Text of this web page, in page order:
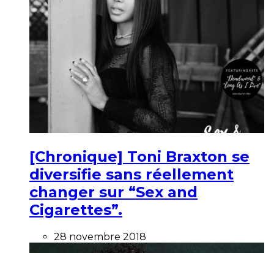
[Chronique] Toni Braxton se
diversifie sans réellement
changer sur “Sex and
Cigarettes”.
28 novembre 2018